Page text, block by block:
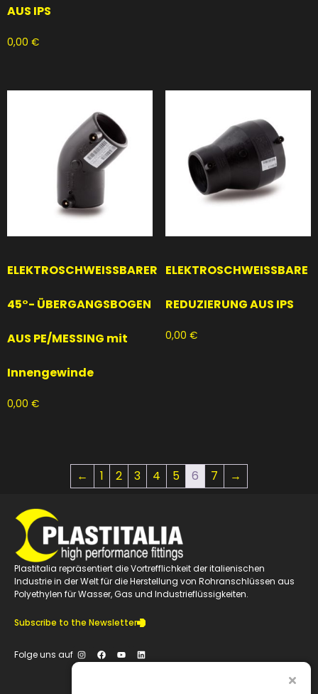
AUS IPS
0,00 €
ELEKTROSCHWEISSBARER
45°- ÜBERGANGSBOGEN
AUS PE/MESSING mit
Innengewinde
0,00 €
ELEKTROSCHWEISSBARE
REDUZIERUNG AUS IPS
0,00 €
← 1 2 3 4 5 6 7 →
Plastitalia repräsentiert die Vortrefflichkeit der italienischen
Industrie in der Welt für die Herstellung von Rohranschlüssen aus
Polyethylen für Wasser, Gas und Industrieflüssigkeiten.
Subscribe to the Newsletter
Folge uns auf